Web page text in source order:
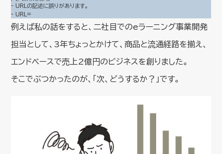
- URLの記述に誤りがあります。
- URL=
例えば私の話をすると、二社目でのeラーニング事業開発
担当として、3年ちょっとかけて、商品と流通経路を揃え、
エンドベースで売上2億円のビジネスを創りました。
そこでぶつかったのが、「次、どうするか？」です。